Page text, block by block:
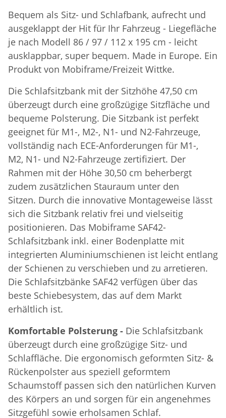
Bequem als Sitz- und Schlafbank, aufrecht und
ausgeklappt der Hit für Ihr Fahrzeug - Liegefläche
je nach Modell 86 / 97 / 112 x 195 cm - leicht
ausklappbar, super bequem. Made in Europe. Ein
Produkt von Mobiframe/Freizeit Wittke.
Die Schlafsitzbank mit der Sitzhöhe 47,50 cm
überzeugt durch eine großzügige Sitzfläche und
bequeme Polsterung. Die Sitzbank ist perfekt
geeignet für M1-, M2-, N1- und N2-Fahrzeuge,
vollständig nach ECE-Anforderungen für M1-,
M2, N1- und N2-Fahrzeuge zertifiziert. Der
Rahmen mit der Höhe 30,50 cm beherbergt
zudem zusätzlichen Stauraum unter den
Sitzen. Durch die innovative Montageweise lässt
sich die Sitzbank relativ frei und vielseitig
positionieren. Das Mobiframe SAF42-
Schlafsitzbank inkl. einer Bodenplatte mit
integrierten Aluminiumschienen ist leicht entlang
der Schienen zu verschieben und zu arretieren.
Die Schlafsitzbänke SAF42 verfügen über das
beste Schiebesystem, das auf dem Markt
erhältlich ist.
Komfortable Polsterung - Die Schlafsitzbank
überzeugt durch eine großzügige Sitz- und
Schlaffläche. Die ergonomisch geformten Sitz- &
Rückenpolster aus speziell geformtem
Schaumstoff passen sich den natürlichen Kurven
des Körpers an und sorgen für ein angenehmes
Sitzgefühl sowie erholsamen Schlaf.